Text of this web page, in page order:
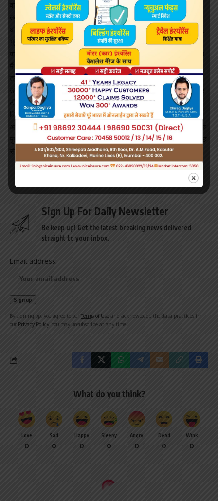
वाले गेंदबाज थे। उन्होंने तब डलहौजी की तरफ से 50 विकेट लिये थे। लेकिन
तब इरेश सक्सेना बंगाल की तरफ से खेला करते थे और बाद में प्रज्ञान ओझा के
आने से उन्हें बंगाल टीम में जगह नहीं मिली। भोजन की आवास की तलाश में पापू
भुवनेश्वर से 100 किमी उत्तर पूर्व में स्थित जाजपुर आ गये।
पापू ने कहा, ‘‘मेरे दोस्त (मुजाकिर अली खान और आसिफ इकबाल खान) जिनसे
मैं यहां मिला, उन्होंने मुझसे कहा कि वे मुझे भोजन और छत मुहैया कराएंगे। इस
तरह से ओड़िशा मेरा घर बन गया। ’’
उन्हें 2015 में ओड़िशा अंडर-15 टीम में जगह मिली। तीन साल बाद पापू सीनियर
टीम में पहुंच गये और उन्होंने ओड़िशा की तरफ से लिस्ट ए के आठ मैचों में 14
विकेट लिये।
अब वह देवधर ट्राफी में खेलने के लिये उत्साहित हैं। उन्होंने कहा, ‘‘उम्मीद है कि
मुझे मौका मिलेगा और मैं अपना सर्वश्रेष्ठ प्रदर्शन करूंगा। इससे मुझे काफी कुछ
सीखने को मिलेगा।’’
Sign Up For Daily Newsletter
Be keep up! Get the latest breaking news delivered
straight to your inbox.
Email address:
By signing up, you agree to our Terms of Use and acknowledge the data practices in
our Privacy Policy. You may unsubscribe at any time.
What do you think?
Love
0
Sad
0
Happy
0
Sleepy
0
Angry
0
Dead
0
Wink
0